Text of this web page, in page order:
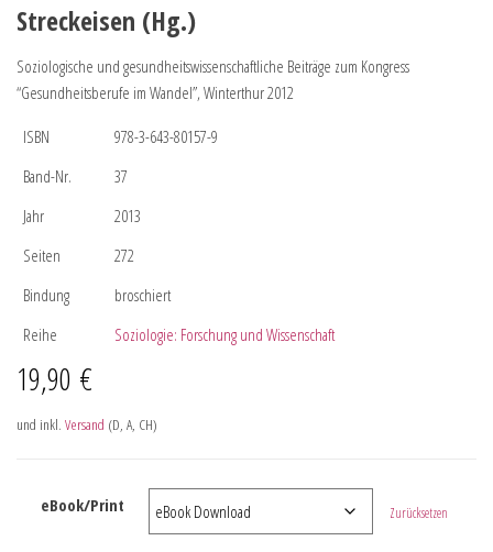
Streckeisen (Hg.)
Soziologische und gesundheitswissenschaftliche Beiträge zum Kongress
“Gesundheitsberufe im Wandel”, Winterthur 2012
ISBN
978-3-643-80157-9
Band-Nr.
37
Jahr
2013
Seiten
272
Bindung
broschiert
Reihe
Soziologie: Forschung und Wissenschaft
19,90 €
und inkl. Versand (D, A, CH)
eBook/Print Zurücksetzen